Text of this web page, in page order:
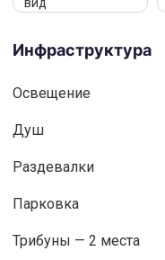
Инфраструктура
Освещениe
Душ
Раздевалки
Парковка
Трибуны — 2 места